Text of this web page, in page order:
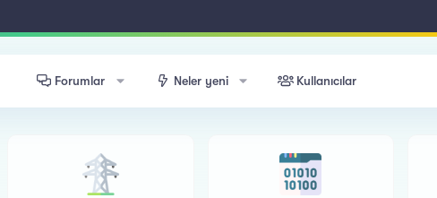
Forumlar Neler yeni Kullanıcılar